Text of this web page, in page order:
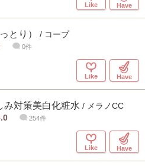
Like Have
とり） / コープ
0件
Like Have
み対策美白化粧水 / メラノCC
254件
Like Have